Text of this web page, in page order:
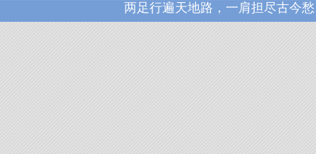
两足行遍天地路，一肩担尽古今